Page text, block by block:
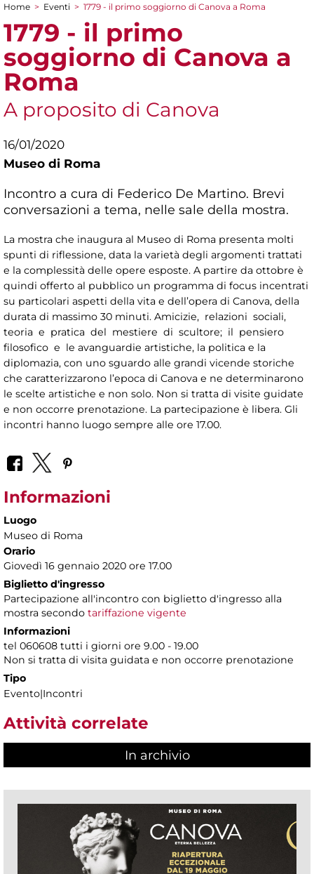
Tu sei qui
Home > Eventi > 1779 - il primo soggiorno di Canova a Roma
1779 - il primo
soggiorno di Canova a
Roma
A proposito di Canova
16/01/2020
Museo di Roma
Incontro a cura di Federico De Martino. Brevi
conversazioni a tema, nelle sale della mostra.
La mostra che inaugura al Museo di Roma presenta molti
spunti di riflessione, data la varietà degli argomenti trattati
e la complessità delle opere esposte. A partire da ottobre è
quindi offerto al pubblico un programma di focus incentrati
su particolari aspetti della vita e dell’opera di Canova, della
durata di massimo 30 minuti. Amicizie, relazioni sociali,
teoria e pratica del mestiere di scultore; il pensiero
filosofico e le avanguardie artistiche, la politica e la
diplomazia, con uno sguardo alle grandi vicende storiche
che caratterizzarono l’epoca di Canova e ne determinarono
le scelte artistiche e non solo. Non si tratta di visite guidate
e non occorre prenotazione. La partecipazione è libera. Gli
incontri hanno luogo sempre alle ore 17.00.
Informazioni
Luogo
Museo di Roma
Orario
Giovedì 16 gennaio 2020 ore 17.00
Biglietto d'ingresso
Partecipazione all'incontro con biglietto d'ingresso alla
mostra secondo tariffazione vigente
Informazioni
tel 060608 tutti i giorni ore 9.00 - 19.00
Non si tratta di visita guidata e non occorre prenotazione
Tipo
Evento|Incontri
Attività correlate
In archivio